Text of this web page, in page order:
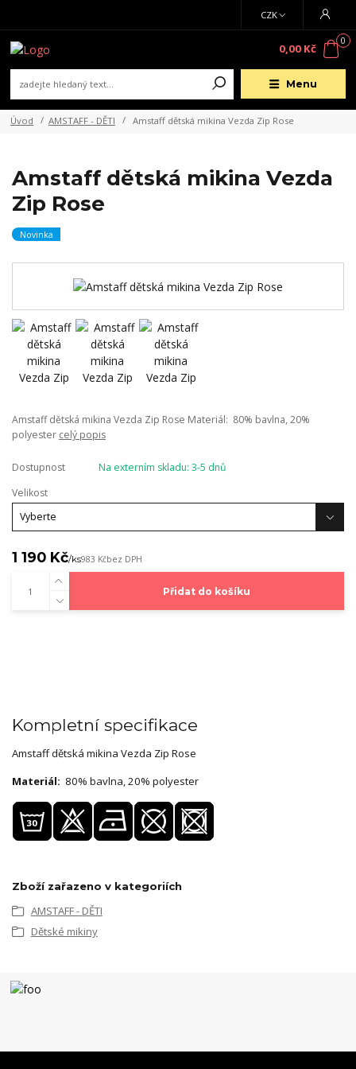
Menu
CZK
0
0,00 Kč
Úvod AMSTAFF - DĚTI Amstaff dětská mikina Vezda Zip Rose
Amstaff dětská mikina Vezda
Zip Rose
Novinka
Amstaff dětská mikina Vezda Zip Rose Materiál: 80% bavlna, 20%
polyester celý popis
Dostupnost
Na externím skladu: 3-5 dnů
Velikost
1 190 Kč/ks983 Kčbez DPH
Přidat do košíku
Kompletní specifikace
Amstaff dětská mikina Vezda Zip Rose
Materiál: 80% bavlna, 20% polyester
Zboží zařazeno v kategoriích
AMSTAFF - DĚTI
Dětské mikiny